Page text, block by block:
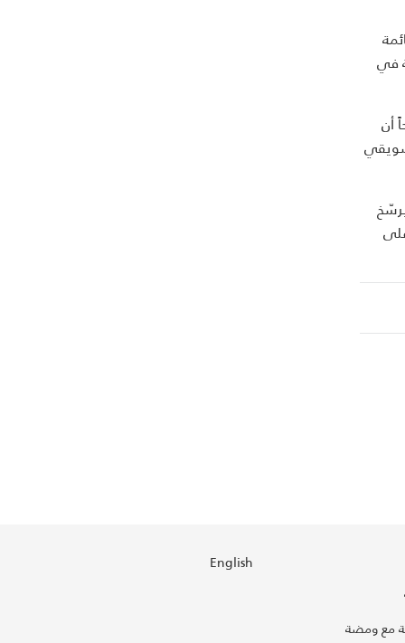
في
أن
مع ومضة
English